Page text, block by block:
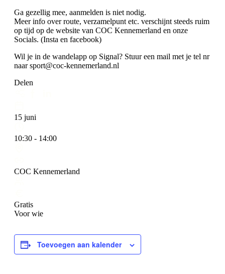
Ga gezellig mee, aanmelden is niet nodig.
Meer info over route, verzamelpunt etc. verschijnt steeds ruim
op tijd op de website van COC Kennemerland en onze
Socials. (Insta en facebook)
Wil je in de wandelapp op Signal? Stuur een mail met je tel nr
naar sport@coc-kennemerland.nl
Delen
15 juni
10:30 - 14:00
COC Kennemerland
Gratis
Voor wie
Toevoegen aan kalender